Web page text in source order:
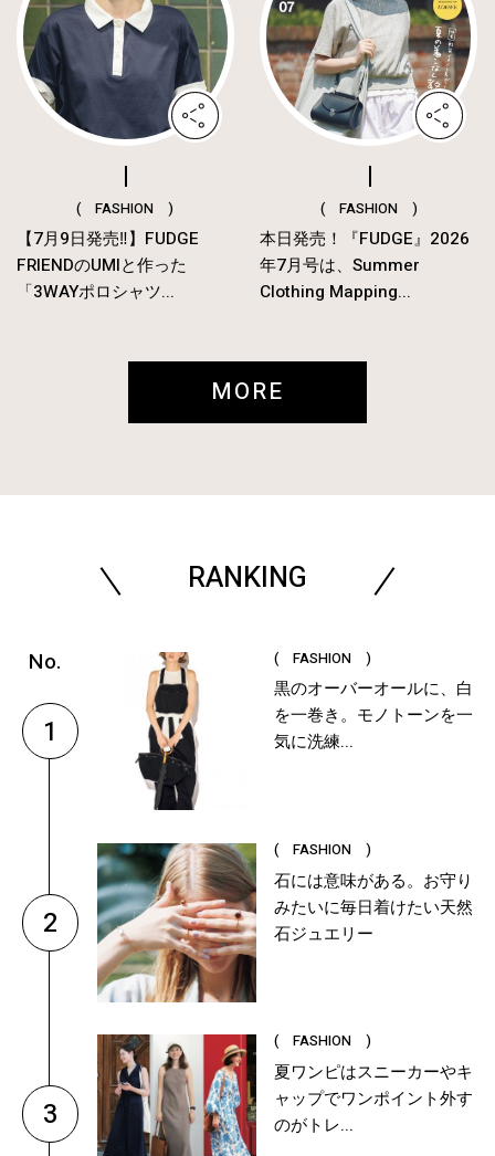
( FASHION )
【7月9日発売‼︎】FUDGE
FRIENDのUMIと作った
「3WAYポロシャツ...
( FASHION )
本日発売！『FUDGE』2026
年7月号は、Summer
Clothing Mapping...
MORE
RANKING
1
( FASHION )
黒のオーバーオールに、白
を一巻き。モノトーンを一
気に洗練...
2
( FASHION )
石には意味がある。お守り
みたいに毎日着けたい天然
石ジュエリー
3
( FASHION )
夏ワンピはスニーカーやキ
ャップでワンポイント外す
のがトレ...